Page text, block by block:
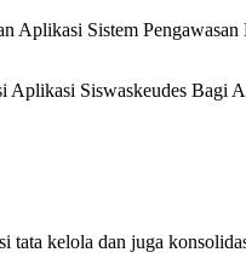
Sistem
Aplikasi Siswaskeudes
tata kelola dan juga